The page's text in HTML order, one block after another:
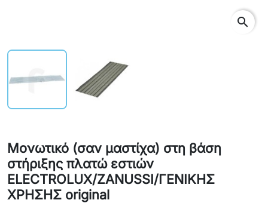
search
Μονωτικό (σαν μαστίχα) στη βάση
στήριξης πλατώ εστιών
ELECTROLUX/ZANUSSI/ΓΕΝΙΚΗΣ
ΧΡΗΣΗΣ original